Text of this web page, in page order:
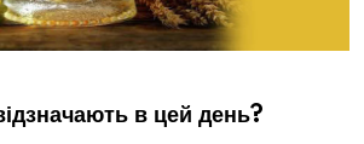
в цей день?